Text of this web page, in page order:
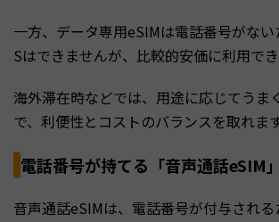
一方、データ専用eSIMは電話番号がな
Sはできませんが、比較的安価に利用でき
海外滞在時などでは、用途に応じてうま
で、利便性とコストのバランスを取れます
電話番号が持てる「音声通話eSIM」
音声通話eSIMは、電話番号が付与され